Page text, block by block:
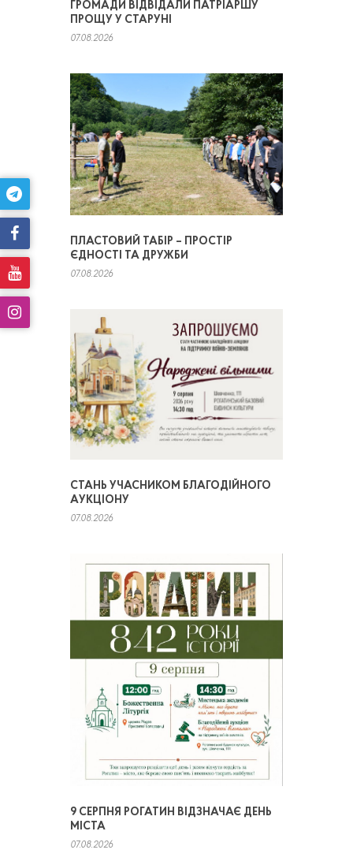
ГРОМАДИ ВІДВІДАЛИ ПАТРІАРШУ
ПРОЩУ У СТАРУНІ
07.08.2026
ПЛАСТОВИЙ ТАБІР – ПРОСТІР
ЄДНОСТІ ТА ДРУЖБИ
07.08.2026
СТАНЬ УЧАСНИКОМ БЛАГОДІЙНОГО
АУКЦІОНУ
07.08.2026
9 СЕРПНЯ РОГАТИН ВІДЗНАЧАЄ ДЕНЬ
МІСТА
07.08.2026